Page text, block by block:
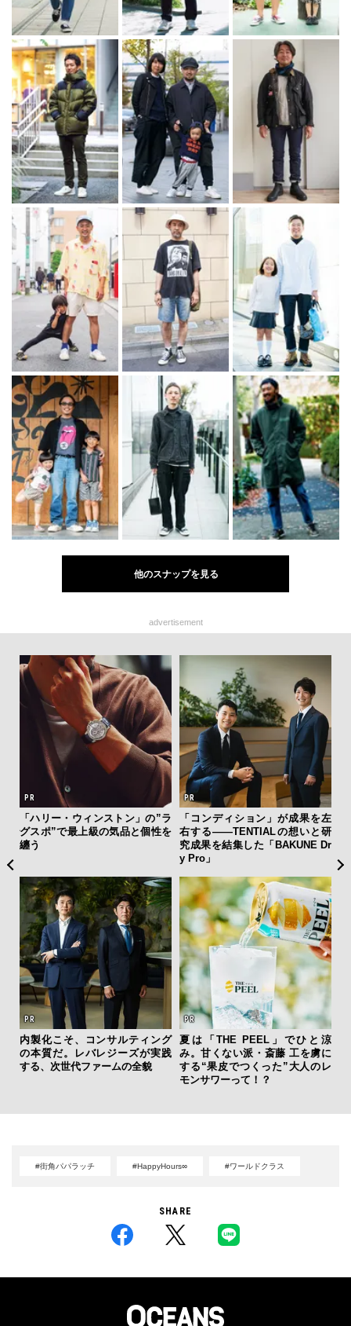
他のスナップを見る
advertisement
「ハリー・ウィンストン」の”ラ
グスポ”で最上級の気品と個性を
纏う
「コンディション」が成果を左
右する——TENTIALの想いと研
究成果を結集した「BAKUNE Dr
y Pro」
内製化こそ、コンサルティング
の本質だ。レバレジーズが実践
する、次世代ファームの全貌
夏は「THE PEEL」でひと涼
み。甘くない派・斎藤 工を虜に
する“果皮でつくった”大人のレ
モンサワーって！？
グ
#街角パパラッチ #HappyHours∞ #ワールドクラス
SHARE